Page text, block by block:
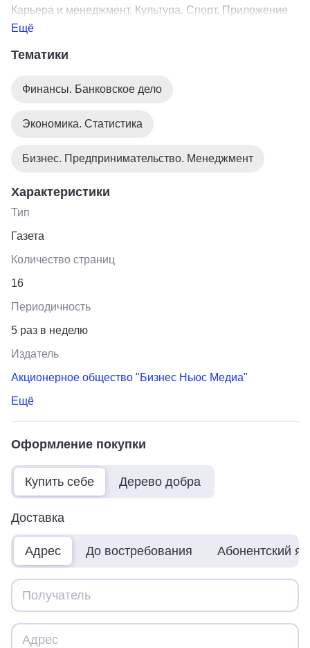
Карьера и менеджмент. Культура. Спорт. Приложение
«Как потратить».
Ещё
Тематики
Финансы. Банковское дело
Экономика. Статистика
Бизнес. Предпринимательство. Менеджмент
Характеристики
Тип
Газета
Количество страниц
16
Периодичность
5 раз в неделю
Издатель
Акционерное общество "Бизнес Ньюс Медиа"
Ещё
Оформление покупки
Купить себе Дерево добра
Доставка
Адрес До востребования Абонентский